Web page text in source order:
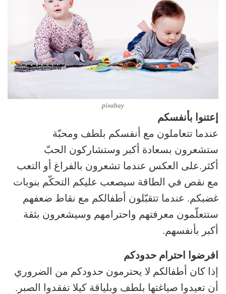
pixabay
إعتنوا بأنفسكم
عندما تتعاملون مع أنفسكم بلطف ومحبّة
ستشعرون بسعادة أكبر وستشاركون الحبّ
أكثر.على العكس عندما تشعرون بالفراغ أو التعب
مع نقص في الطاقة سيصعب عليكم التحكّم بنوبات
غضبكم. عندما تتقبّلون أطفالكم مع نقاط ضعفهم
ستتعلّمون معرفتهم واحترامهم وسيشعرون بثقة
أكبر بأنفسهم.
افرضوا احترام حدودكم
إذا كان أطفالكم لا يحترمون حدودكم من الضروري
أن تعيدوا صياغتها بلطف وبلياقة كيلا تفقدوا الصبر.